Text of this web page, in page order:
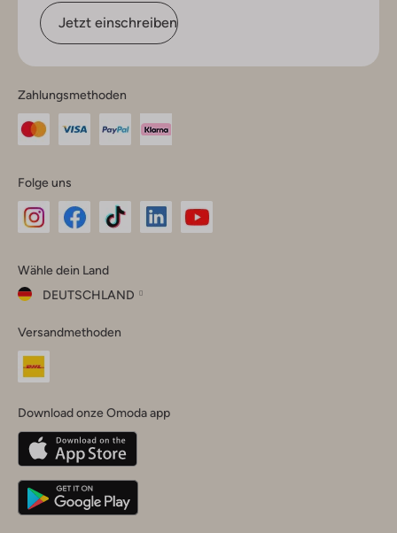
Jetzt einschreiben
Zahlungsmethoden
Folge uns
Instagram
Facebook
TikTok
Wähle dein Land
DEUTSCHLAND
dein
Land
Belgique(Français)
Deutschland
Versandmethoden
Download onze Omoda app